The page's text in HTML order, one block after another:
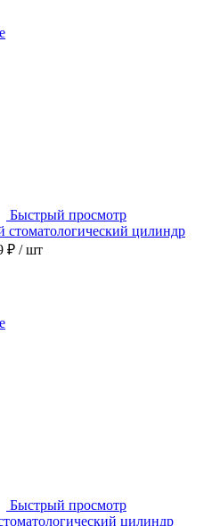
Быстрый просмотр
цилиндр
₽ / шт
Быстрый просмотр
цилиндр